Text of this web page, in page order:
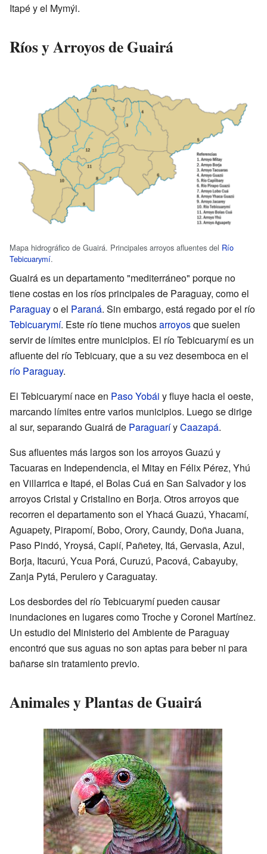
Itapé y el Mymýi.
Ríos y Arroyos de Guairá
Mapa hidrográfico de Guairá. Principales arroyos afluentes del Río
Tebicuarymí.
Guairá es un departamento "mediterráneo" porque no
tiene costas en los ríos principales de Paraguay, como el
Paraguayo el Paraná. Sin embargo, está regado por el río
Tebicuarymí. Este río tiene muchosarroyosque suelen
servir de límites entre municipios. El río Tebicuarymí es un
afluente del río Tebicuary, que a su vez desemboca en el
río Paraguay.
El Tebicuarymí nace en Paso Yobái y fluye hacia el oeste,
marcando límites entre varios municipios. Luego se dirige
al sur, separando Guairá de ParaguaríyCaazapá.
Sus afluentes más largos son los arroyos Guazú y
Tacuaras en Independencia, el Mitay en Félix Pérez, Yhú
en Villarrica e Itapé, el Bolas Cuá en San Salvador y los
arroyos Cristal y Cristalino en Borja. Otros arroyos que
recorren el departamento son el Yhacá Guazú, Yhacamí,
Aguapety, Pirapomí, Bobo, Orory, Caundy, Doña Juana,
Paso Pindó, Yroysá, Capií, Pañetey, Itá, Gervasia, Azul,
Borja, Itacurú, Ycua Porá, Curuzú, Pacová, Cabayuby,
Zanja Pytá, Perulero y Caraguatay.
Los desbordes del río Tebicuarymí pueden causar
inundaciones en lugares como Troche y Coronel Martínez.
Un estudio del Ministerio del Ambiente de Paraguay
encontró que sus aguas no son aptas para beber ni para
bañarse sin tratamiento previo.
Animales y Plantas de Guairá